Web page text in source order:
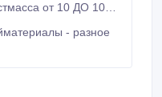
и выше. Цены
и погрузки!
- разное